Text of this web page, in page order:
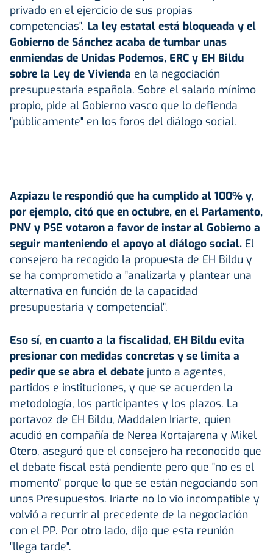
privado en el ejercicio de sus propias
competencias". La ley estatal está bloqueada y el
Gobierno de Sánchez acaba de tumbar unas
enmiendas de Unidas Podemos, ERC y EH Bildu
sobre la Ley de Vivienda en la negociación
presupuestaria española. Sobre el salario mínimo
propio, pide al Gobierno vasco que lo defienda
"públicamente" en los foros del diálogo social.
Azpiazu le respondió que ha cumplido al 100% y,
por ejemplo, citó que en octubre, en el Parlamento,
PNV y PSE votaron a favor de instar al Gobierno a
seguir manteniendo el apoyo al diálogo social. El
consejero ha recogido la propuesta de EH Bildu y
se ha comprometido a "analizarla y plantear una
alternativa en función de la capacidad
presupuestaria y competencial".
Eso sí, en cuanto a la fiscalidad, EH Bildu evita
presionar con medidas concretas y se limita a
pedir que se abra el debate junto a agentes,
partidos e instituciones, y que se acuerden la
metodología, los participantes y los plazos. La
portavoz de EH Bildu, Maddalen Iriarte, quien
acudió en compañía de Nerea Kortajarena y Mikel
Otero, aseguró que el consejero ha reconocido que
el debate fiscal está pendiente pero que "no es el
momento" porque lo que se están negociando son
unos Presupuestos. Iriarte no lo vio incompatible y
volvió a recurrir al precedente de la negociación
con el PP. Por otro lado, dijo que esta reunión
"llega tarde".